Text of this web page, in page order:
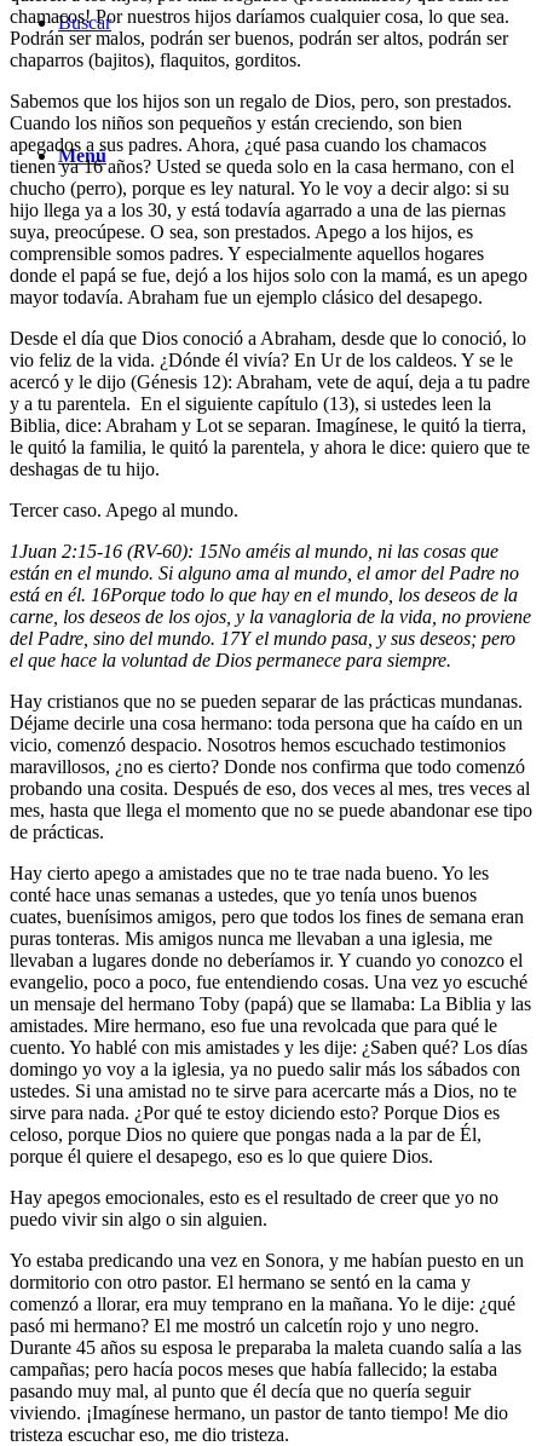
Buscar
Menú
chamacos! Por nuestros hijos daríamos cualquier cosa, lo que sea.
Podrán ser malos, podrán ser buenos, podrán ser altos, podrán ser
chaparros (bajitos), flaquitos, gorditos.
Sabemos que los hijos son un regalo de Dios, pero, son prestados.
Cuando los niños son pequeños y están creciendo, son bien
apegados a sus padres. Ahora, ¿qué pasa cuando los chamacos
tienen ya 16 años? Usted se queda solo en la casa hermano, con el
chucho (perro), porque es ley natural. Yo le voy a decir algo: si su
hijo llega ya a los 30, y está todavía agarrado a una de las piernas
suya, preocúpese. O sea, son prestados. Apego a los hijos, es
comprensible somos padres. Y especialmente aquellos hogares
donde el papá se fue, dejó a los hijos solo con la mamá, es un apego
mayor todavía. Abraham fue un ejemplo clásico del desapego.
Desde el día que Dios conoció a Abraham, desde que lo conoció, lo
vio feliz de la vida. ¿Dónde él vivía? En Ur de los caldeos. Y se le
acercó y le dijo (Génesis 12): Abraham, vete de aquí, deja a tu padre
y a tu parentela. En el siguiente capítulo (13), si ustedes leen la
Biblia, dice: Abraham y Lot se separan. Imagínese, le quitó la tierra,
le quitó la familia, le quitó la parentela, y ahora le dice: quiero que te
deshagas de tu hijo.
Tercer caso. Apego al mundo.
1Juan 2:15-16 (RV-60): 15No améis al mundo, ni las cosas que
están en el mundo. Si alguno ama al mundo, el amor del Padre no
está en él. 16Porque todo lo que hay en el mundo, los deseos de la
carne, los deseos de los ojos, y la vanagloria de la vida, no proviene
del Padre, sino del mundo. 17Y el mundo pasa, y sus deseos; pero
el que hace la voluntad de Dios permanece para siempre.
Hay cristianos que no se pueden separar de las prácticas mundanas.
Déjame decirle una cosa hermano: toda persona que ha caído en un
vicio, comenzó despacio. Nosotros hemos escuchado testimonios
maravillosos, ¿no es cierto? Donde nos confirma que todo comenzó
probando una cosita. Después de eso, dos veces al mes, tres veces al
mes, hasta que llega el momento que no se puede abandonar ese tipo
de prácticas.
Hay cierto apego a amistades que no te trae nada bueno. Yo les
conté hace unas semanas a ustedes, que yo tenía unos buenos
cuates, buenísimos amigos, pero que todos los fines de semana eran
puras tonteras. Mis amigos nunca me llevaban a una iglesia, me
llevaban a lugares donde no deberíamos ir. Y cuando yo conozco el
evangelio, poco a poco, fue entendiendo cosas. Una vez yo escuché
un mensaje del hermano Toby (papá) que se llamaba: La Biblia y las
amistades. Mire hermano, eso fue una revolcada que para qué le
cuento. Yo hablé con mis amistades y les dije: ¿Saben qué? Los días
domingo yo voy a la iglesia, ya no puedo salir más los sábados con
ustedes. Si una amistad no te sirve para acercarte más a Dios, no te
sirve para nada. ¿Por qué te estoy diciendo esto? Porque Dios es
celoso, porque Dios no quiere que pongas nada a la par de Él,
porque él quiere el desapego, eso es lo que quiere Dios.
Hay apegos emocionales, esto es el resultado de creer que yo no
puedo vivir sin algo o sin alguien.
Yo estaba predicando una vez en Sonora, y me habían puesto en un
dormitorio con otro pastor. El hermano se sentó en la cama y
comenzó a llorar, era muy temprano en la mañana. Yo le dije: ¿qué
pasó mi hermano? El me mostró un calcetín rojo y uno negro.
Durante 45 años su esposa le preparaba la maleta cuando salía a las
campañas; pero hacía pocos meses que había fallecido; la estaba
pasando muy mal, al punto que él decía que no quería seguir
viviendo. ¡Imagínese hermano, un pastor de tanto tiempo! Me dio
tristeza escuchar eso, me dio tristeza.